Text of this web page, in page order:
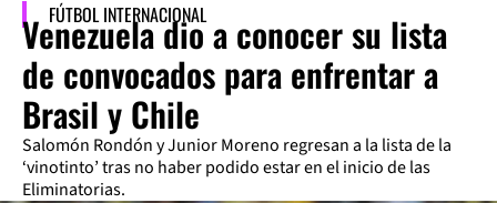
FÚTBOL INTERNACIONAL
Venezuela dio a conocer su lista
de convocados para enfrentar a
Brasil y Chile
Salomón Rondón y Junior Moreno regresan a la lista de la
‘vinotinto’ tras no haber podido estar en el inicio de las
Eliminatorias.